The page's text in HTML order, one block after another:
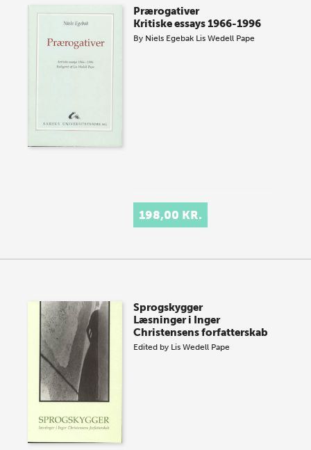
Prærogativer
Kritiske essays 1966-1996
By Niels Egebak Lis Wedell Pape
198,00 KR.
Sprogskygger
Læsninger i Inger
Christensens forfatterskab
Edited by Lis Wedell Pape